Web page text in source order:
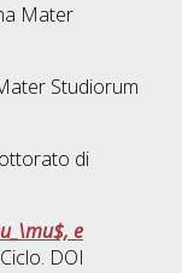
Mater
Studiorum
di
e
DOI